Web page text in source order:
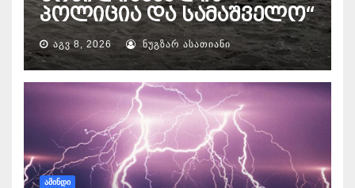
პოლიცია და სამაშველო“
ᲐᲒᲕ 8, 2026 ᲜᲣᲒᲖᲐᲠ ᲐᲡᲐᲗᲘᲐᲜᲘ
ᲐᲛᲘᲜᲓᲘ